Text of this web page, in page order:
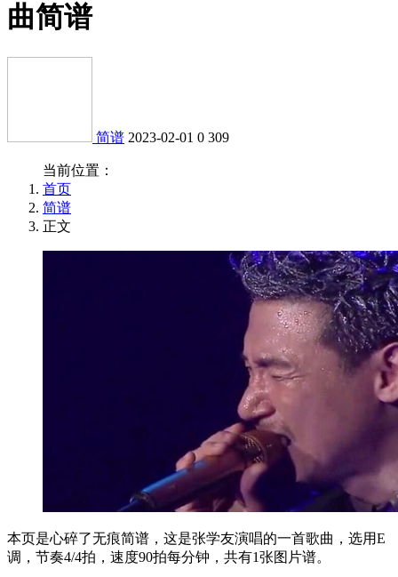
曲简谱
简谱 2023-02-01 0 309
当前位置：
首页
简谱
正文
本页是心碎了无痕简谱，这是张学友演唱的一首歌曲，选用E
调，节奏4/4拍，速度90拍每分钟，共有1张图片谱。